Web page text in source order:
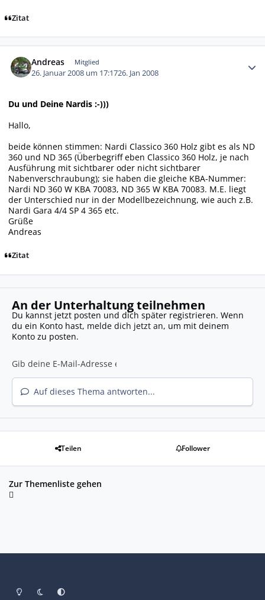
Zitat
Andreas Mitglied
26. Januar 2008 um 17:1726. Jan 2008
Du und Deine Nardis :-)))
Hallo,
beide können stimmen: Nardi Classico 360 Holz gibt es als ND
360 und ND 365 (Überbegriff eben Classico 360 Holz, je nach
Ausführung mit sichtbarer oder nicht sichtbarer
Nabenverschraubung); sie haben die gleiche KBA-Nummer:
Nardi ND 360 W KBA 70083, ND 365 W KBA 70083. M.E. liegt
der Unterschied nur in der Modellbezeichnung, wie auch z.B.
Nardi Gara 4/4 SP 4 365 etc.
Grüße
Andreas
Zitat
An der Unterhaltung teilnehmen
Du kannst jetzt posten und dich später registrieren. Wenn
du ein Konto hast, melde dich jetzt an, um mit deinem
Konto zu posten.
Auf dieses Thema antworten...
Teilen Follower
Zur Themenliste gehen
Heller ModusDunkler Modus
Systemeinstellung